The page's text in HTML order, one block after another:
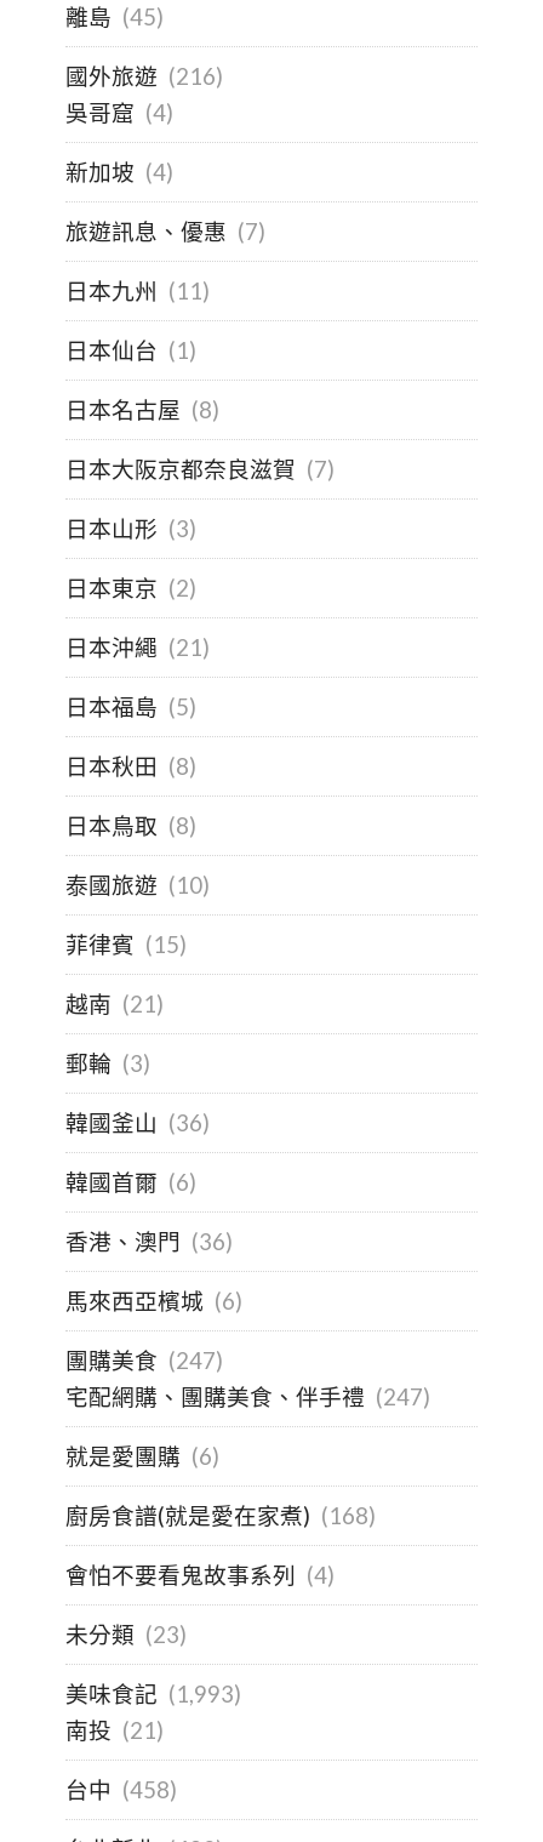
離島 (45)
國外旅遊 (216)
吳哥窟 (4)
新加坡 (4)
旅遊訊息、優惠 (7)
日本九州 (11)
日本仙台 (1)
日本名古屋 (8)
日本大阪京都奈良滋賀 (7)
日本山形 (3)
日本東京 (2)
日本沖繩 (21)
日本福島 (5)
日本秋田 (8)
日本鳥取 (8)
泰國旅遊 (10)
菲律賓 (15)
越南 (21)
郵輪 (3)
韓國釜山 (36)
韓國首爾 (6)
香港、澳門 (36)
馬來西亞檳城 (6)
團購美食 (247)
宅配網購、團購美食、伴手禮 (247)
就是愛團購 (6)
廚房食譜(就是愛在家煮) (168)
會怕不要看鬼故事系列 (4)
未分類 (23)
美味食記 (1,993)
南投 (21)
台中 (458)